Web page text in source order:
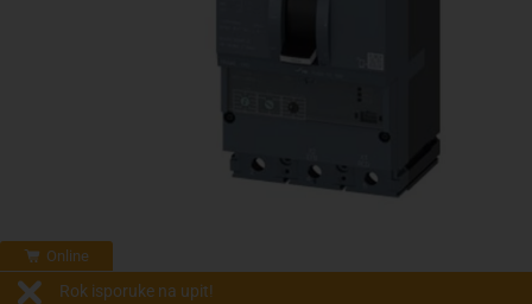
Online
Rok isporuke na upit!